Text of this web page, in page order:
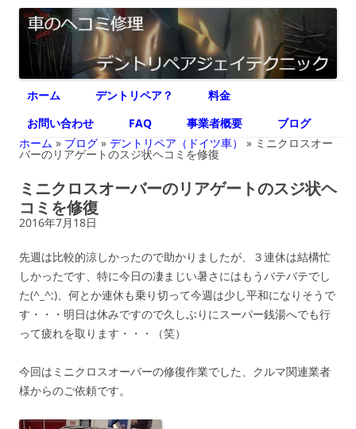
デントリペア ジェイテクニック
車のヘコミ修理専門 神奈川県横浜市 デントリペア ジェイテクニック
ン
ツ
へ
ス
キ
プ
ホーム デントリペア？
料金
お問い合わせ
FAQ 事業者概要
ブログ
ホーム » ブログ » デントリペア（ドイツ車） » ミニクロスオー
バーのリアゲートのスジ状ヘコミを修復
ミニクロスオーバーのリアゲートのスジ状ヘ
コミを修復
2016年7月18日
先週は比較的涼しかったので助かりましたが、３連休は結構忙
しかったです、特に今日の凄まじい暑さにはもうバテバテでし
た(^_^;)、何とか連休も乗り切って今週は少し平和になりそうで
す・・・明日は休みですので久しぶりにスーパー銭湯へでも行
って疲れを取ります・・・（笑）
今回はミニクロスオーバーの修復作業でした、クルマ関連業者
様からのご依頼です。